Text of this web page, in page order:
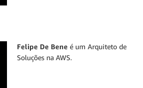
Felipe De Bene é um Arquiteto de
Soluções na AWS.